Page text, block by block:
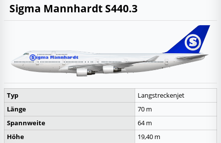
Sigma Mannhardt S440.3
Typ
Langstreckenjet
Länge
70 m
Spannweite
64 m
Höhe
19,40 m